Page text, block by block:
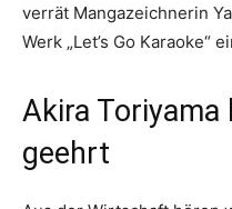
verrät Mangazeichnerin
Werk „Let’s Go Karaoke“
Akira Toriyama
geehrt